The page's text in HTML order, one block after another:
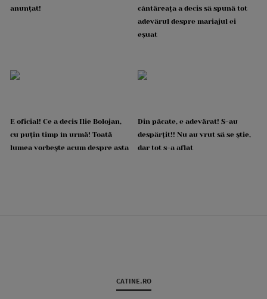
anunțat!
cântăreața a decis să spună tot
adevărul despre mariajul ei
eșuat
E oficial! Ce a decis Ilie Bolojan,
cu puțin timp în urmă! Toată
lumea vorbește acum despre asta
Din păcate, e adevărat! S-au
despărțit!! Nu au vrut să se știe,
dar tot s-a aflat
CATINE.RO